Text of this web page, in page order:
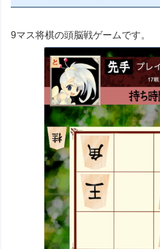
9マス将棋の頭脳戦ゲームです。